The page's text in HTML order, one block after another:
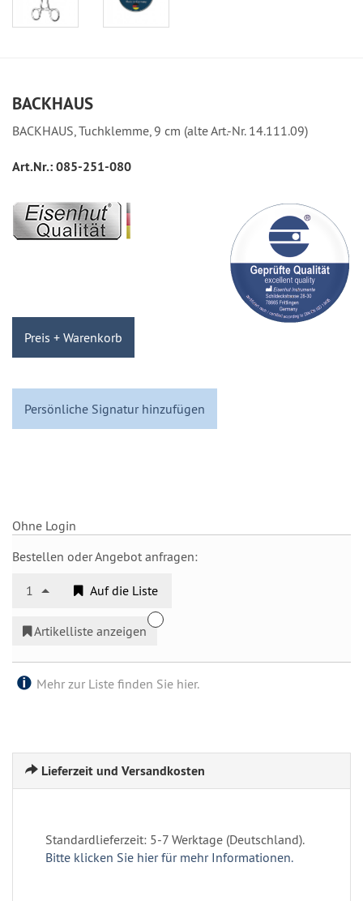
BACKHAUS
BACKHAUS, Tuchklemme, 9 cm (alte Art.-Nr. 14.111.09)
Art.Nr.:085-251-080
Preis + Warenkorb
Persönliche Signatur hinzufügen
Ohne Login
Bestellen oder Angebot anfragen:
1 Auf die Liste
Artikelliste anzeigen
Mehr zur Liste finden Sie hier.
Lieferzeit und Versandkosten
Standardlieferzeit: 5-7 Werktage (Deutschland).
Bitte klicken Sie hier für mehr Informationen.